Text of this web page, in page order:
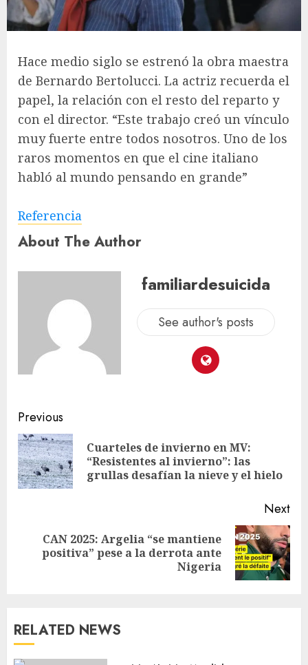
Hace medio siglo se estrenó la obra maestra
de Bernardo Bertolucci. La actriz recuerda el
papel, la relación con el resto del reparto y
con el director. “Este trabajo creó un vínculo
muy fuerte entre todos nosotros. Uno de los
raros momentos en que el cine italiano
habló al mundo pensando en grande”
Referencia
About The Author
familiardesuicida
See author's posts
Previous
Cuarteles de invierno en MV:
“Resistentes al invierno”: las
grullas desafían la nieve y el hielo
Next
CAN 2025: Argelia “se mantiene
positiva” pese a la derrota ante
Nigeria
RELATED NEWS